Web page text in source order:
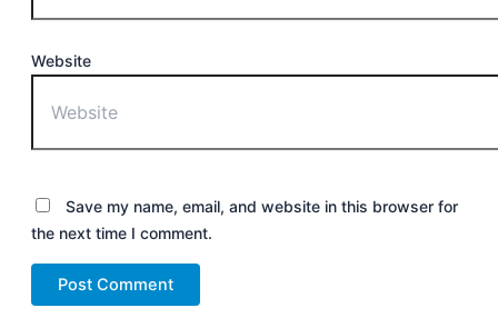
Website
Save my name, email, and website in this browser for
the next time I comment.